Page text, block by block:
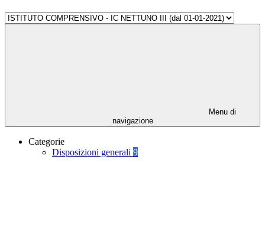
Menu di
navigazione
Categorie
Disposizioni generali 9